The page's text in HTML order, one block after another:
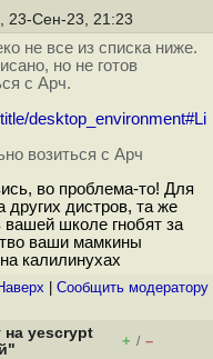
23-Сен-23, 21:23
не все из списка ниже.
но не готов
с Арч.
desktop_environment#Li
возиться с Арч
во проблема-то! Для
других дистров, та же
школе гнобят за
ваши мамкины
калилинyxax
Cообщить модератору
на yescrypt
+ / –